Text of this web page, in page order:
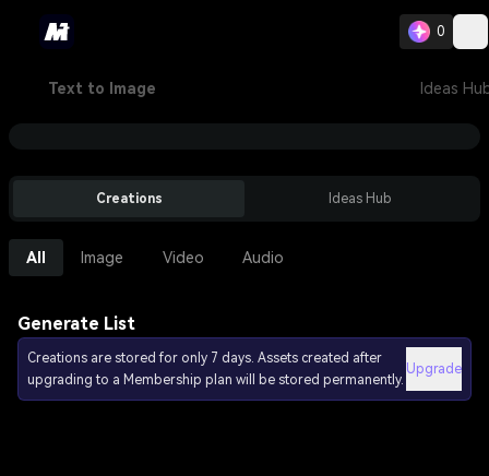
0
Text to Image Ideas
Creations Ideas Hub
All Image Video Audio
Generate List
Creations are stored for only 7 days. Assets created after
upgrading to a Membership plan will be stored permanently.
Upgrade